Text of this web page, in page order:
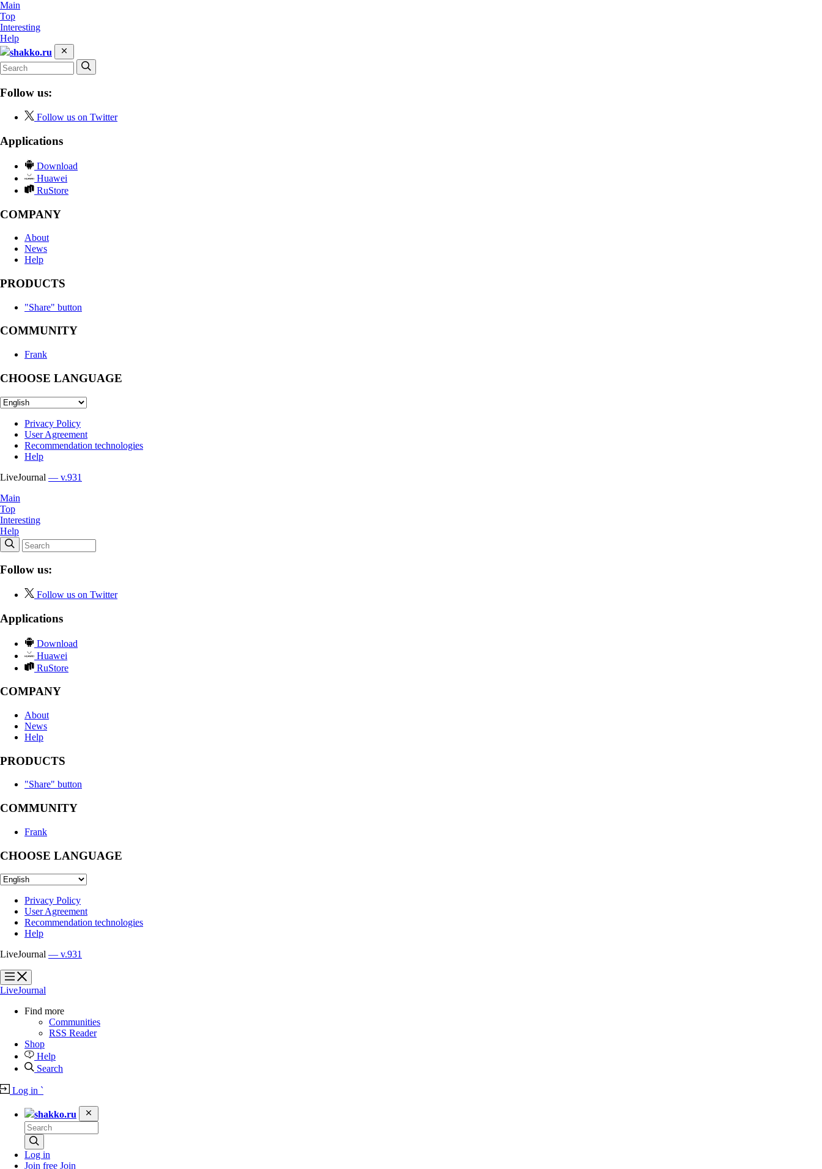
Main
Top
Interesting
Help
shakko.ru
Follow us:
Follow us on Twitter
Applications
Download
Huawei
RuStore
COMPANY
About
News
Help
PRODUCTS
"Share" button
COMMUNITY
Frank
CHOOSE LANGUAGE
Privacy Policy
User Agreement
Recommendation technologies
Help
LiveJournal — v.931
Main
Top
Interesting
Help
Follow us:
Follow us on Twitter
Applications
Download
Huawei
RuStore
COMPANY
About
News
Help
PRODUCTS
"Share" button
COMMUNITY
Frank
CHOOSE LANGUAGE
Privacy Policy
User Agreement
Recommendation technologies
Help
LiveJournal — v.931
?
?
LiveJournal
Find more
Communities
RSS Reader
Shop
Help
Search
Log in `
shakko.ru
Log in
Join free Join